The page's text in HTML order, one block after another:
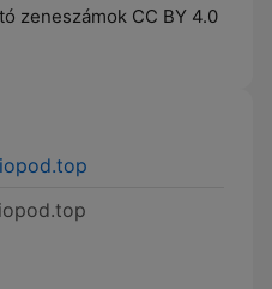
zeneszámok CC BY 4.0